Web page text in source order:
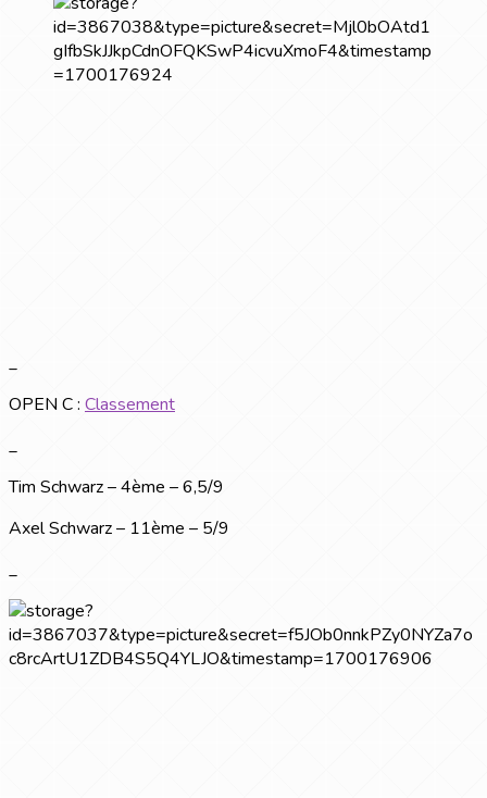
_
OPEN C : Classement
_
Tim Schwarz – 4ème – 6,5/9
Axel Schwarz – 11ème – 5/9
_